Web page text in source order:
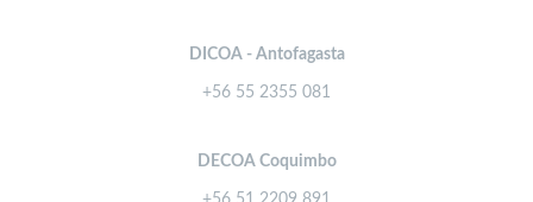
DICOA - Antofagasta
+56 55 2355 081
DECOA Coquimbo